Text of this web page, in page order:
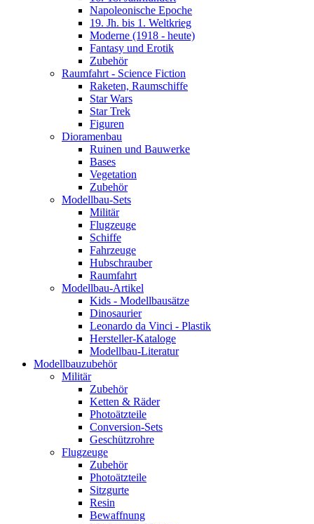
Napoleonische Epoche
19. Jh. bis 1. Weltkrieg
Moderne (1918 - heute)
Fantasy und Erotik
Zubehör
Raumfahrt - Science Fiction
Raketen, Raumschiffe
Star Wars
Star Trek
Figuren
Dioramenbau
Ruinen und Bauwerke
Bases
Vegetation
Zubehör
Modellbau-Sets
Militär
Flugzeuge
Schiffe
Fahrzeuge
Hubschrauber
Raumfahrt
Modellbau-Artikel
Kids - Modellbausätze
Dinosaurier
Leonardo da Vinci - Plastik
Hersteller-Kataloge
Modellbau-Literatur
Modellbauzubehör
Militär
Zubehör
Ketten & Räder
Photoätzteile
Conversion-Sets
Geschützrohre
Flugzeuge
Zubehör
Photoätzteile
Sitzgurte
Resin
Bewaffnung